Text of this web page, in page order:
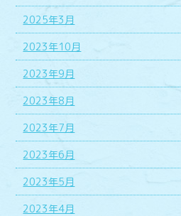
2025年3月
2023年10月
2023年9月
2023年8月
2023年7月
2023年6月
2023年5月
2023年4月